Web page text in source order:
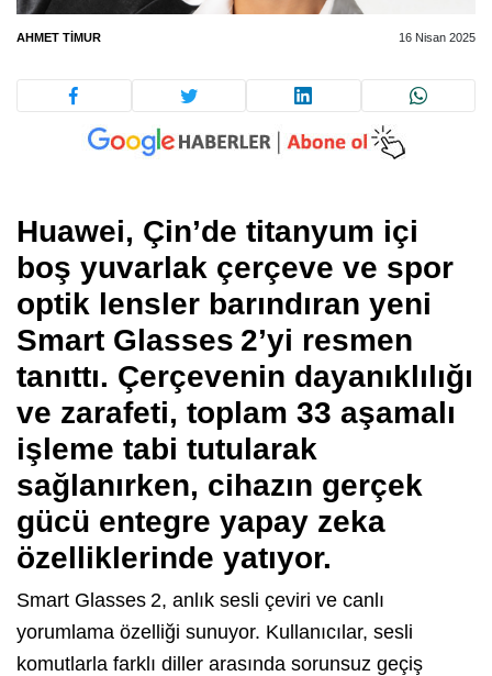
AHMET TIMUR 16 Nisan 2025
Huawei, Çin’de titanyum içi
boş yuvarlak çerçeve ve spor
optik lensler barındıran yeni
Smart Glasses 2’yi resmen
tanıttı. Çerçevenin dayanıklılığı
ve zarafeti, toplam 33 aşamalı
işleme tabi tutularak
sağlanırken, cihazın gerçek
gücü entegre yapay zeka
özelliklerinde yatıyor.
Smart Glasses 2, anlık sesli çeviri ve canlı
yorumlama özelliği sunuyor. Kullanıcılar, sesli
komutlarla farklı diller arasında sorunsuz geçiş